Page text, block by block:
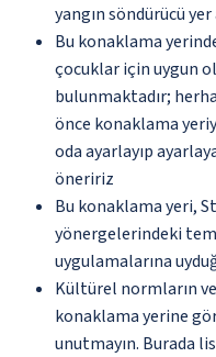
yangın söndürücü
Bu konaklama
çocuklar için uygun
bulunmaktadır;
önce konaklama
oda ayarlayıp
öneririz
Bu konaklama yeri,
yönergelerindeki
uygulamalarına
Kültürel normların
konaklama yerine
unutmayın. Burada